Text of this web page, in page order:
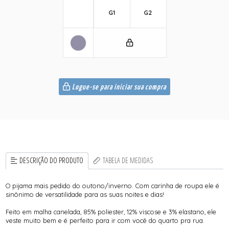
G1 G2
Logue-se para iniciar sua compra
DESCRIÇÃO DO PRODUTO TABELA DE MEDIDAS
O pijama mais pedido do outono/inverno. Com carinha de roupa ele é
sinônimo de versatilidade para as suas noites e dias!
Feito em malha canelada, 85% poliester, 12% viscose e 3% elastano, ele
veste muito bem e é perfeito para ir com você do quarto pra rua.